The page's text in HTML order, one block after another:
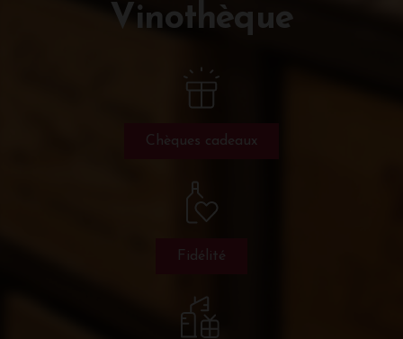
Vinothèque
Chèques cadeaux
Fidélité